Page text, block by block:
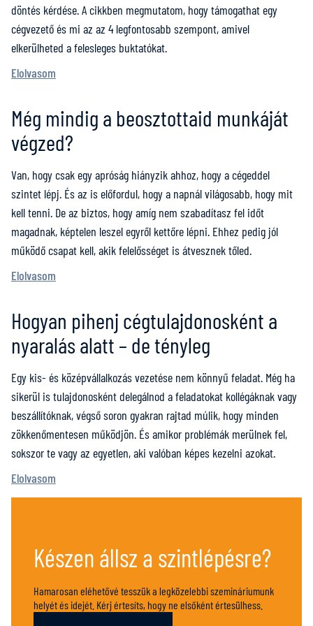
döntés kérdése. A cikkben megmutatom, hogy támogathat egy
cégvezető és mi az az 4 legfontosabb szempont, amivel
elkerülheted a felesleges buktatókat.
Elolvasom
Még mindig a beosztottaid munkáját
végzed?
Van, hogy csak egy apróság hiányzik ahhoz, hogy a cégeddel
szintet lépj. És az is előfordul, hogy a napnál világosabb, hogy mit
kell tenni. De az biztos, hogy amíg nem szabadítasz fel időt
magadnak, képtelen leszel egyről kettőre lépni. Ehhez pedig jól
működő csapat kell, akik felelősséget is átvesznek tőled.
Elolvasom
Hogyan pihenj cégtulajdonosként a
nyaralás alatt – de tényleg
Egy kis- és középvállalkozás vezetése nem könnyű feladat. Még ha
sikerül is tulajdonosként delegálnod a feladatokat kollégáknak vagy
beszállítóknak, végső soron gyakran rajtad múlik, hogy minden
zökkenőmentesen működjön. És amikor problémák merülnek fel,
sokszor te vagy az egyetlen, aki valóban képes kezelni azokat.
Elolvasom
Készen állsz a szintlépésre?
Hamarosan eléhetővé tesszük a legközelebbi szemináriumunk
helyét és idejét. Kérj értesíts, hogy ne elsőként értesülhess.